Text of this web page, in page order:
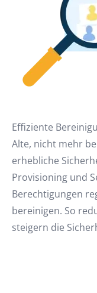
Effiziente
Alte, nicht mehr
erhebliche
Provisioning und
Berechtigungen
bereinigen. So
steigern die